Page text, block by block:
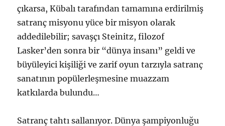
çıkarsa, Kübalı tarafından tamamına erdirilmiş
satranç misyonu yüce bir misyon olarak
addedilebilir; savaşçı Steinitz, filozof
Lasker’den sonra bir “dünya insanı” geldi ve
büyüleyici kişiliği ve zarif oyun tarzıyla satranç
sanatının popülerleşmesine muazzam
katkılarda bulundu…
Satranç tahtı sallanıyor. Dünya şampiyonluğu